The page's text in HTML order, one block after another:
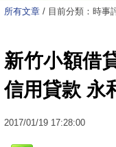
所有文章 / 目前分類：時事
新竹小額借
信用貸款 永
2017/01/19 17:28:00